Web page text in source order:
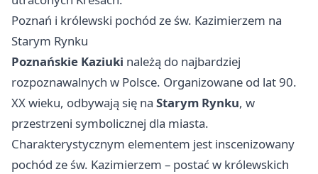
Poznań i królewski pochód ze św. Kazimierzem na
Starym Rynku
Poznańskie Kaziuki należą do najbardziej
rozpoznawalnych w Polsce. Organizowane od lat 90.
XX wieku, odbywają się na Starym Rynku, w
przestrzeni symbolicznej dla miasta.
Charakterystycznym elementem jest inscenizowany
pochód ze św. Kazimierzem – postać w królewskich